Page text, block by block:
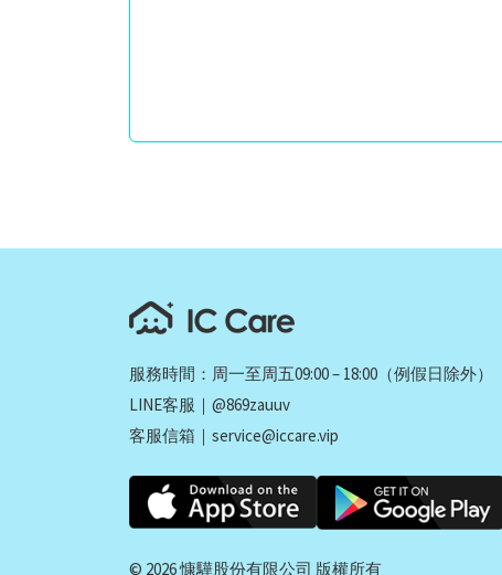
服務時間：周一至周五09:00 – 18:00（例假日除外）
LINE客服｜@869zauuv
客服信箱｜ service@iccare.vip
© 2026 慷驊股份有限公司 版權所有